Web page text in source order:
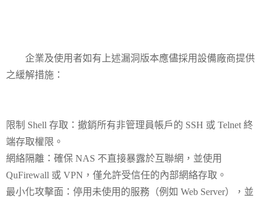
企業及使用者如有上述漏洞版本應儘採用設備廠商提供
之緩解措施：
限制 Shell 存取：撤銷所有非管理員帳戶的 SSH 或 Telnet 終
端存取權限。
網絡隔離：確保 NAS 不直接暴露於互聯網，並使用
QuFirewall 或 VPN，僅允許受信任的內部網絡存取。
最小化攻擊面：停用未使用的服務（例如 Web Server），並